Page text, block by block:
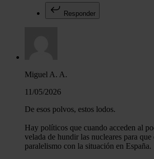
Responder
Miguel A. A.
11/05/2026
De esos polvos, estos lodos.
Hay políticos que cuando acceden al
velada de hundir las nucleares para
paralelismo con la situación en España.